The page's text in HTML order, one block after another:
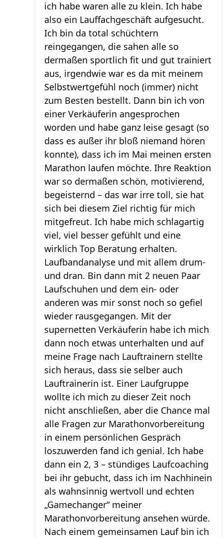
ich habe waren alle zu klein. Ich habe
also ein Lauffachgeschäft aufgesucht.
Ich bin da total schüchtern
reingegangen, die sahen alle so
dermaßen sportlich fit und gut trainiert
aus, irgendwie war es da mit meinem
Selbstwertgefühl noch (immer) nicht
zum Besten bestellt. Dann bin ich von
einer Verkäuferin angesprochen
worden und habe ganz leise gesagt (so
dass es außer ihr bloß niemand hören
konnte), dass ich im Mai meinen ersten
Marathon laufen möchte. Ihre Reaktion
war so dermaßen schön, motivierend,
begeisternd – das war irre toll, sie hat
sich bei diesem Ziel richtig für mich
mitgefreut. Ich habe mich schlagartig
viel, viel besser gefühlt und eine
wirklich Top Beratung erhalten.
Laufbandanalyse und mit allem drum-
und dran. Bin dann mit 2 neuen Paar
Laufschuhen und dem ein- oder
anderen was mir sonst noch so gefiel
wieder rausgegangen. Mit der
supernetten Verkäuferin habe ich mich
dann noch etwas unterhalten und auf
meine Frage nach Lauftrainern stellte
sich heraus, dass sie selber auch
Lauftrainerin ist. Einer Laufgruppe
wollte ich mich zu dieser Zeit noch
nicht anschließen, aber die Chance mal
alle Fragen zur Marathonvorbereitung
in einem persönlichen Gespräch
loszuwerden fand ich genial. Ich habe
dann ein 2, 3 – stündiges Laufcoaching
bei ihr gebucht, dass ich im Nachhinein
als wahnsinnig wertvoll und echten
„Gamechanger“ meiner
Marathonvorbereitung ansehen würde.
Nach einem gemeinsamen Lauf bin ich